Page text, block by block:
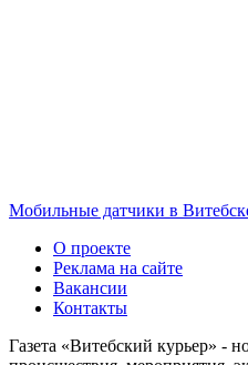
Мобильные датчики в
О проекте
Реклама на сайте
Вакансии
Контакты
Газета «Витебский курьер» -